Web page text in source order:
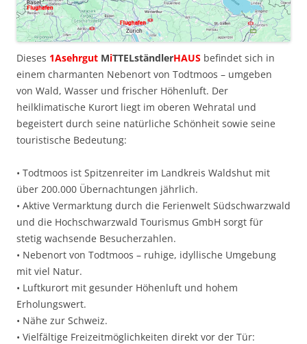
Dieses 1Asehrgut MiTTELständlerHAUS befindet sich in
einem charmanten Nebenort von Todtmoos – umgeben
von Wald, Wasser und frischer Höhenluft. Der
heilklimatische Kurort liegt im oberen Wehratal und
begeistert durch seine natürliche Schönheit sowie seine
touristische Bedeutung:
• Todtmoos ist Spitzenreiter im Landkreis Waldshut mit
über 200.000 Übernachtungen jährlich.
• Aktive Vermarktung durch die Ferienwelt Südschwarzwald
und die Hochschwarzwald Tourismus GmbH sorgt für
stetig wachsende Besucherzahlen.
• Nebenort von Todtmoos – ruhige, idyllische Umgebung
mit viel Natur.
• Luftkurort mit gesunder Höhenluft und hohem
Erholungswert.
• Nähe zur Schweiz.
• Vielfältige Freizeitmöglichkeiten direkt vor der Tür: